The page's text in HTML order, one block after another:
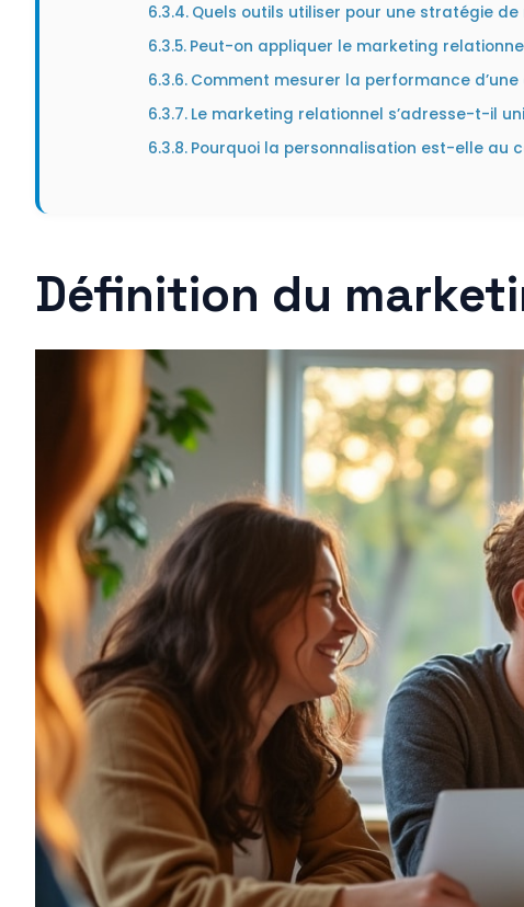
Quels outils utiliser pour une stratégie
Peut-on appliquer le marketing
Comment mesurer la performance
Le marketing relationnel s’adresse-t-il
Pourquoi la personnalisation est-elle au
Définition du